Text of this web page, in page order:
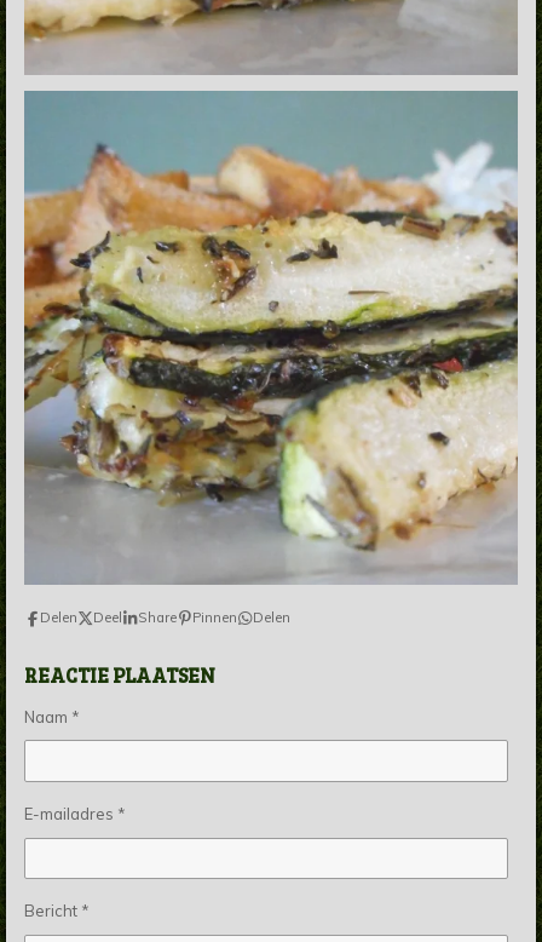
Delen Deel Share Pinnen Delen
REACTIE PLAATSEN
Naam *
E-mailadres *
Bericht *